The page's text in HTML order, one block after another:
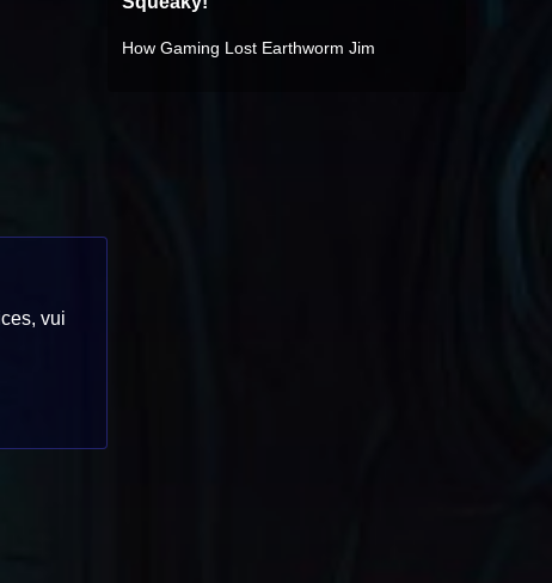
vui
How Gaming Lost Earthworm Jim